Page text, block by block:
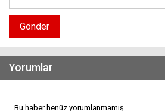
Gönder
Yorumlar
Bu haber henüz yorumlanmamış...